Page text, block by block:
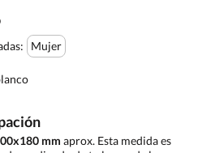
Mujer
mm aprox. Esta medida es